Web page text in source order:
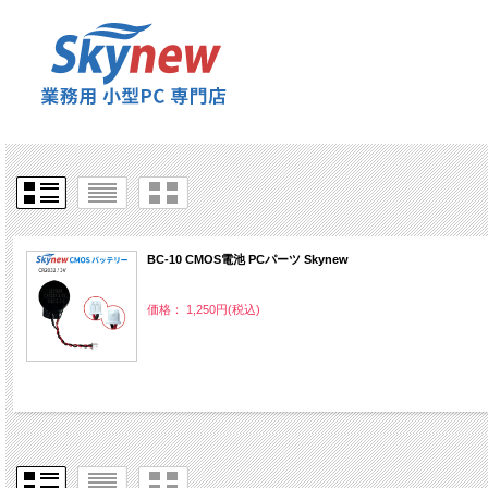
BC-10 CMOS電池 PCパーツ Skynew
価格： 1,250円(税込)